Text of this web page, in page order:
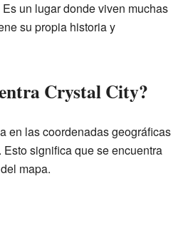
un lugar donde viven muchas
su propia historia y
Crystal City?
en las coordenadas geográficas
Esto significa que se encuentra
mapa.